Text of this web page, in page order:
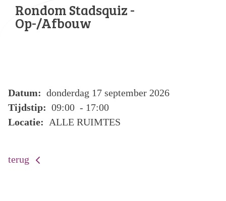
Rondom Stadsquiz -
Op-/Afbouw
Datum: donderdag 17 september 2026
Tijdstip: 09:00 - 17:00
Locatie:
ALLE RUIMTES
terug